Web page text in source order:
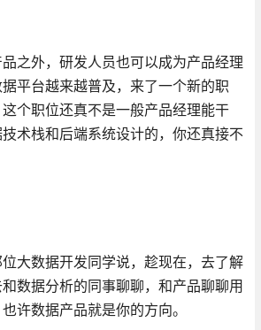
之外，研发人员也可以成为产品经理
平台越来越普及，来了一个新的职
个职位还真不是一般产品经理能干
术栈和后端系统设计的，你还真接不
大数据开发同学说，趁现在，去了解
数据分析的同事聊聊，和产品聊聊用
许数据产品就是你的方向。